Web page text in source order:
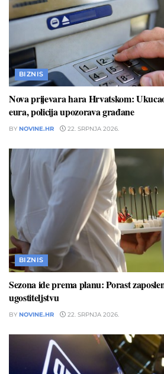
BIZNIS
Nova prijevara hara Hrvatskom:
eura, policija upozorava građane
BY NOVINE.HR 22. SRPNJA 2026.
BIZNIS
Sezona ide prema planu: Porast
ugostiteljstvu
BY NOVINE.HR 22. SRPNJA 2026.